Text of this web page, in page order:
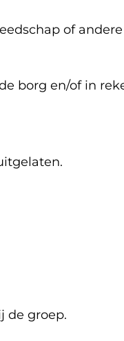
of
borg en/of in
de groep.